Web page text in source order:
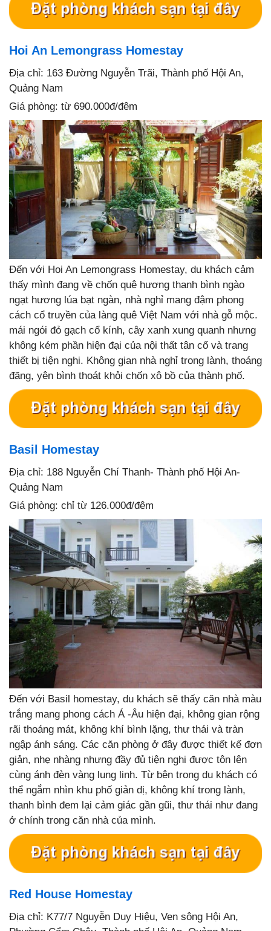
Hoi An Lemongrass Homestay
Địa chỉ: 163 Đường Nguyễn Trãi, Thành phố Hội An,
Quảng Nam
Giá phòng: từ 690.000đ/đêm
Đến với Hoi An Lemongrass Homestay, du khách cảm
thấy mình đang về chốn quê hương thanh bình ngào
ngạt hương lúa bạt ngàn, nhà nghỉ mang đậm phong
cách cổ truyền của làng quê Việt Nam với nhà gỗ mộc.
mái ngói đỏ gạch cổ kính, cây xanh xung quanh nhưng
không kém phần hiện đại của nội thất tân cổ và trang
thiết bị tiện nghi. Không gian nhà nghỉ trong lành, thoáng
đãng, yên bình thoát khỏi chốn xô bồ của thành phố.
Basil Homestay
Địa chỉ: 188 Nguyễn Chí Thanh- Thành phố Hội An-
Quảng Nam
Giá phòng: chỉ từ 126.000đ/đêm
Đến với Basil homestay, du khách sẽ thấy căn nhà màu
trắng mang phong cách Á -Âu hiện đại, không gian rộng
rãi thoáng mát, không khí bình lặng, thư thái và tràn
ngập ánh sáng. Các căn phòng ở đây được thiết kế đơn
giản, nhẹ nhàng nhưng đầy đủ tiện nghi được tôn lên
cùng ánh đèn vàng lung linh. Từ bên trong du khách có
thể ngắm nhìn khu phố giản dị, không khí trong lành,
thanh bình đem lại cảm giác gần gũi, thư thái như đang
ở chính trong căn nhà của mình.
Red House Homestay
Địa chỉ: K77/7 Nguyễn Duy Hiệu, Ven sông Hội An,